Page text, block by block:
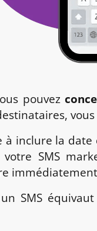
pouvez
à inclure la
votre SMS
SMS